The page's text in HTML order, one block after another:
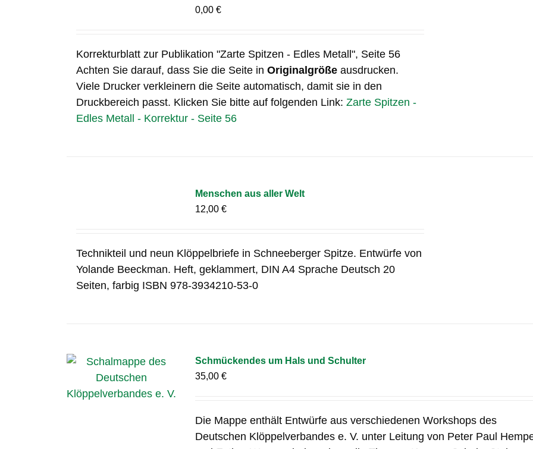
0,00€
Korrekturblatt zur Publikation "Zarte Spitzen - Edles Metall", Seite 56
Achten Sie darauf, dass Sie die Seite inOriginalgröße ausdrucken.
Viele Drucker verkleinern die Seite automatisch, damit sie in den
Druckbereich passt. Klicken Sie bitte auf folgenden Link:Zarte Spitzen -
Edles Metall - Korrektur - Seite 56
Menschen aus aller Welt
12,00€
Technikteil und neun Klöppelbriefe in Schneeberger Spitze. Entwürfe von
Yolande Beeckman. Heft, geklammert, DIN A4 Sprache Deutsch 20
Seiten, farbig ISBN 978-3934210-53-0
Schmückendes um Hals und Schulter
35,00€
Die Mappe enthält Entwürfe aus verschiedenen Workshops des
Deutschen Klöppelverbandes e. V. unter Leitung von Peter Paul